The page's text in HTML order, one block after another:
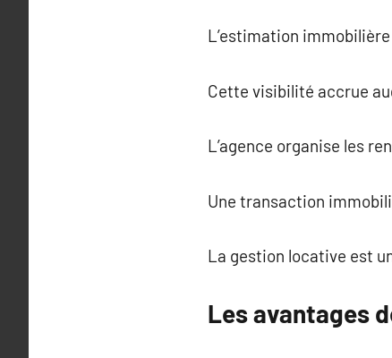
L’estimation
Cette visibilité accrue
L’agence organise les
Une transaction
La gestion locative est
Les avantages